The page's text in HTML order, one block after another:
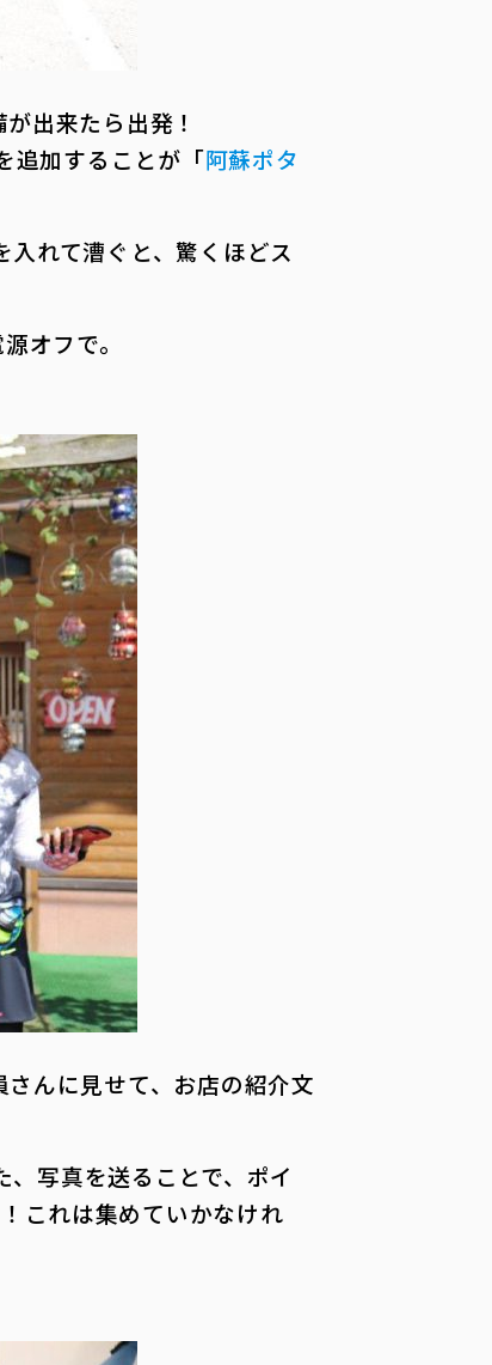
出来たら出発！
追加することが「阿蘇ポタ
れて漕ぐと、驚くほどス
オフで。
んに見せて、お店の紹介文
、写真を送ることで、ポイ
これは集めていかなけれ